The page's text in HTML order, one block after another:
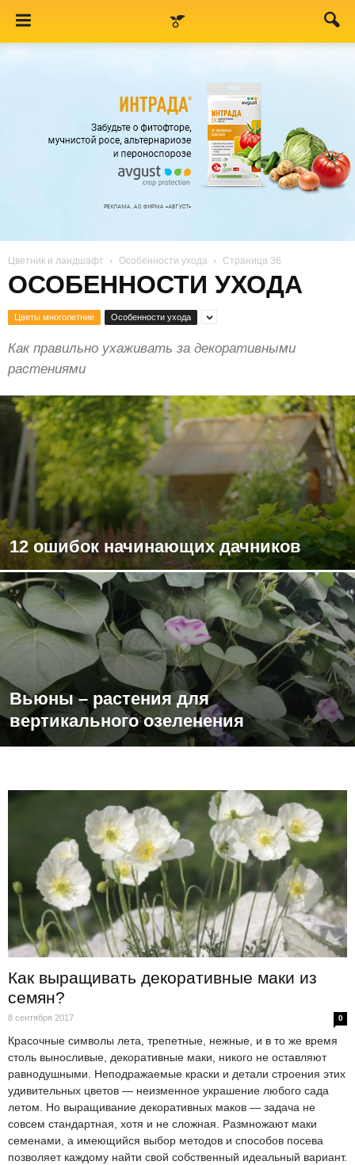
Цветник и ландшафт Особенности ухода Страница 36
ОСОБЕННОСТИ УХОДА
Цветы многолетние Особенности ухода
Как правильно ухаживать за декоративными
растениями
12 ошибок начинающих дачников
Вьюны – растения для
вертикального озеленения
Как выращивать декоративные маки из
семян?
8 сентября 2017 0
Красочные символы лета, трепетные, нежные, и в то же время
столь выносливые, декоративные маки, никого не оставляют
равнодушными. Неподражаемые краски и детали строения этих
удивительных цветов — неизменное украшение любого сада
летом. Но выращивание декоративных маков — задача не
совсем стандартная, хотя и не сложная. Размножают маки
семенами, а имеющийся выбор методов и способов посева
позволяет каждому найти свой собственный идеальный вариант.